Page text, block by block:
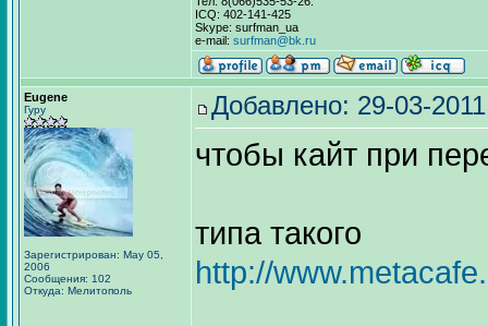
ICQ: 402-141-425
Skype: surfman_ua
e-mail: surfman@bk.ru
Eugene
Гуру
Зарегистрирован: May 05,
2006
Сообщения: 102
Откуда: Мелитополь
Добавлено: 29-03-
чтобы кайт при
типа такого
http://